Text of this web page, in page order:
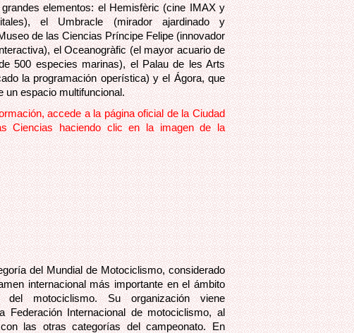
elementos: el Hemisfèric (cine IMAX y
el Umbracle (mirador ajardinado y
de las Ciencias Príncipe Felipe (innovador
el Oceanogràfic (el mayor acuario de
500 especies marinas), el Palau de les Arts
la programación operística) y el Ágora, que
un espacio multifuncional.
accede a la página oficial de la Ciudad
Ciencias haciendo clic en la imagen de la
del Mundial de Motociclismo, considerado
internacional más importante en el ámbito
motociclismo. Su organización viene
Federación Internacional de motociclismo, al
las otras categorías del campeonato. En